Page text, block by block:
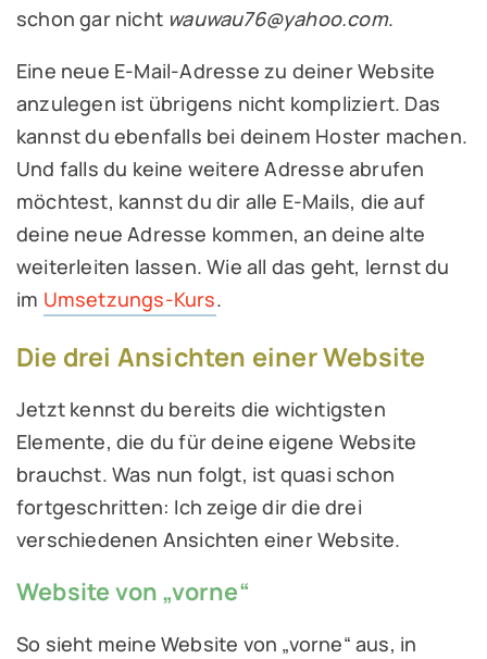
schon gar nicht wauwau76@yahoo.com.
Eine neue E-Mail-Adresse zu deiner Website
anzulegen ist übrigens nicht kompliziert. Das
kannst du ebenfalls bei deinem Hoster machen.
Und falls du keine weitere Adresse abrufen
möchtest, kannst du dir alle E-Mails, die auf
deine neue Adresse kommen, an deine alte
weiterleiten lassen. Wie all das geht, lernst du
im Umsetzungs-Kurs.
Die drei Ansichten einer Website
Jetzt kennst du bereits die wichtigsten
Elemente, die du für deine eigene Website
brauchst. Was nun folgt, ist quasi schon
fortgeschritten: Ich zeige dir die drei
verschiedenen Ansichten einer Website.
Website von „vorne“
So sieht meine Website von „vorne“ aus, in